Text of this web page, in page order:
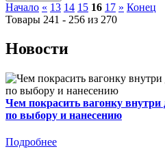
Начало « 13 14 15 16 17 » Конец
Товары 241 - 256 из 270
Новости
Чем покрасить вагонку внутри
по выбору и нанесению
Подробнее